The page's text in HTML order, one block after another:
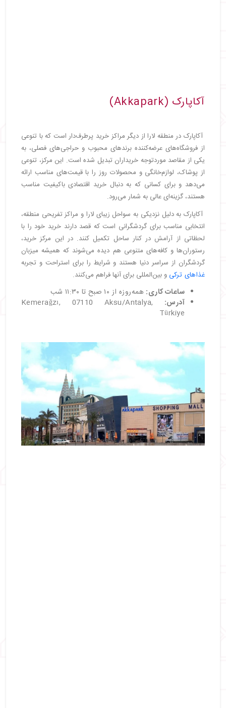
آکاپارک (Akkapark)
آکاپارک در منطقه لارا از دیگر مراکز خرید پرطرف‌دار است که با تنوعی
از فروشگاه‌های عرضه‌کننده برندهای محبوب و حراجی‌های فصلی، به
یکی از مقاصد موردتوجه خریداران تبدیل شده است. این مرکز، تنوعی
از پوشاک، لوازم‌خانگی و محصولات روز را با قیمت‌های مناسب ارائه
می‌دهد و برای کسانی که به دنبال خرید اقتصادی باکیفیت مناسب
هستند، گزینه‌ای عالی به شمار می‌رود.
آکاپارک به دلیل نزدیکی به سواحل زیبای لارا و مراکز تفریحی منطقه،
انتخابی مناسب برای گردشگرانی است که قصد دارند خرید خود را با
لحظاتی از آرامش در کنار ساحل تکمیل کنند. در این مرکز خرید،
رستوران‌ها و کافه‌های متنوعی هم دیده می‌شوند که همیشه میزبان
گردشگران از سراسر دنیا هستند و شرایط را برای استراحت و تجربه
غذاهای ترکی و بین‌المللی برای آنها فراهم می‌کنند.
ساعات کاری: همه‌روزه از ۱۰ صبح تا ۱۱:۳۰ شب
آدرس:
Kemerağzı, 07110 Aksu/Antalya,
Türkiye